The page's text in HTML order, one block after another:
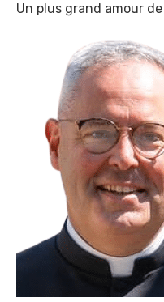
Un plus grand amour